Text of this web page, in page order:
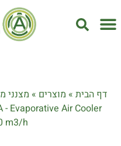
דף הבית»מוצרים»מצנני
- Evaporative Air Cooler
m3/h